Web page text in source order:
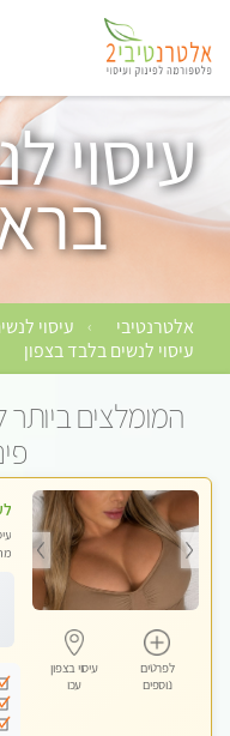
עיסוי
אלטרנטיבי › עיסוי
עיסוי לנשים בלבד בצפון
המומלצים
לפרטים
נוספים
עיסוי בצפון
עכו